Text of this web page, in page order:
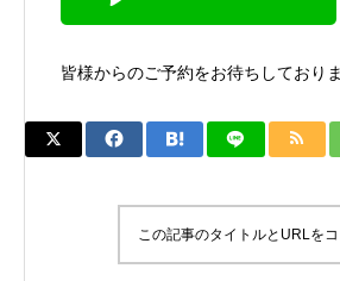
皆様からのご予約をお待ちしており
この記事のタイトルとURLを